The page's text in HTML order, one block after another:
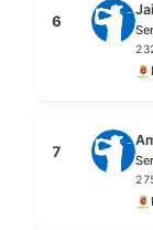
6
7